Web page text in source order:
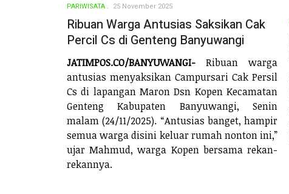
PARIWISATA 25 November 2025
Ribuan Warga Antusias Saksikan Cak
Percil Cs di Genteng Banyuwangi
JATIMPOS.CO/BANYUWANGI- Ribuan warga
antusias menyaksikan Campursari Cak Persil
Cs di lapangan Maron Dsn Kopen Kecamatan
Genteng Kabupaten Banyuwangi, Senin
malam (24/11/2025). “Antusias banget, hampir
semua warga disini keluar rumah nonton ini,”
ujar Mahmud, warga Kopen bersama rekan-
rekannya.